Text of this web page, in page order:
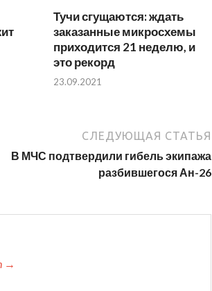
Тучи сгущаются: ждать
заказанные микросхемы
приходится 21 неделю, и
это рекорд
23.09.2021
СЛЕДУЮЩАЯ СТАТЬЯ
В МЧС подтвердили гибель экипажа
разбившегося Ан-26
→